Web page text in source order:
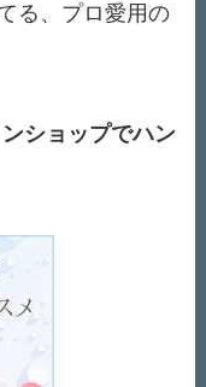
る、プロ愛用の
ショップでハン